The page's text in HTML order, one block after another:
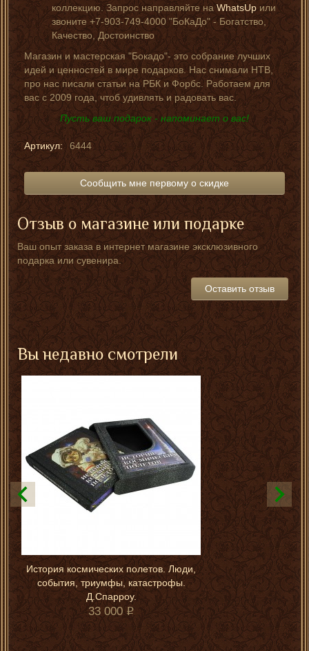
коллекцию. Запрос направляйте наWhatsUp или
звоните +7-903-749-4000 "БоКаДо" - Богатство,
Качество, Достоинство
Магазин и мастерская "Бокадо"- это собрание лучших
идей и ценностей в мире подарков. Нас снимали НТВ,
про нас писали статьи на РБК и Форбс. Работаем для
вас с 2009 года, чтоб удивлять и радовать вас.
Пусть ваш подарок - напоминает о вас!
Артикул: 6444
Сообщить мне первому о скидке
Отзыв о магазине или подарке
Ваш опыт заказа в интернет магазине эксклюзивного
подарка или сувенира.
Оставить отзыв
Вы недавно смотрели
История космических полетов. Люди,
события, триумфы, катастрофы.
Д.Спарроу.
33 000